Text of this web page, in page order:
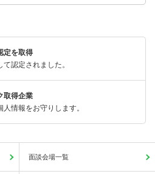
定を取得
認定されました。
取得企業
情報をお守りします。
面談会場一覧